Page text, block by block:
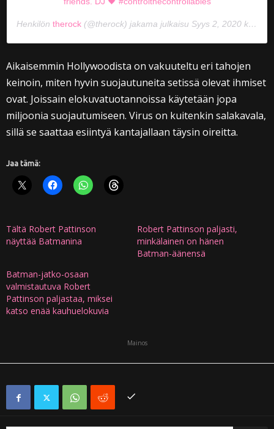
Henkilön therock (@therock) jakama julkaisu Syys 2, 2020 kello 3.26 PDT
Aikaisemmin Hollywoodista on vakuuteltu eri tahojen
keinoin, miten hyvin suojautuneita setissä olevat ihmiset
ovat. Joissain elokuvatuotannoissa käytetään jopa
miljoonia suojautumiseen. Virus on kuitenkin salakavala,
sillä se saattaa esiintyä kantajallaan täysin oireitta.
Jaa tämä:
Tältä Robert Pattinson
näyttää Batmanina
Robert Pattinson paljasti,
minkälainen on hänen
Batman-äänensä
Batman-jatko-osaan
valmistautuva Robert
Pattinson paljastaa, miksei
katso enää kauhuelokuvia
Mainos